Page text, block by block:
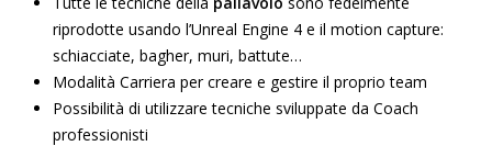
riprodotte usando l’Unreal Engine 4 e il motion capture:
schiacciate, bagher, muri, battute…
Modalità Carriera per creare e gestire il proprio team
Possibilità di utilizzare tecniche sviluppate da Coach
professionisti